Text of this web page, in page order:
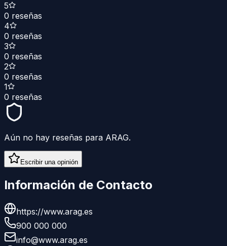
5
0 reseñas
4
0 reseñas
3
0 reseñas
2
0 reseñas
1
0 reseñas
Aún no hay reseñas para ARAG.
Escribir una opinión
Información de Contacto
https://www.arag.es
900 000 000
info@www.arag.es